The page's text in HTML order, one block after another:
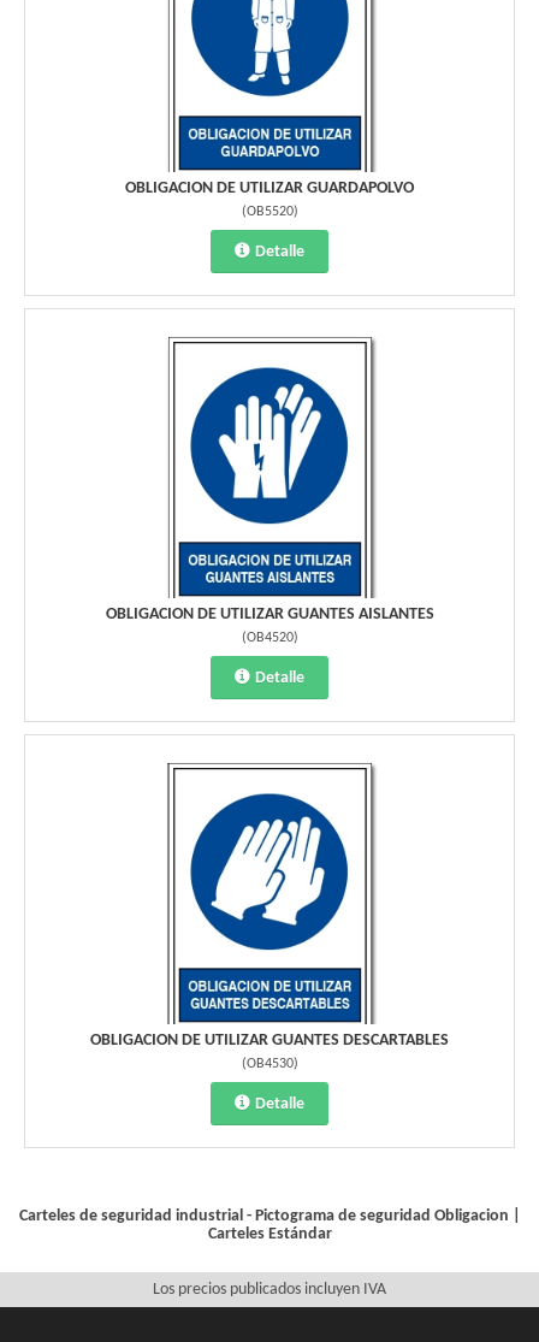
OBLIGACION DE UTILIZAR GUARDAPOLVO
(OB5520)
Detalle
OBLIGACION DE UTILIZAR GUANTES AISLANTES
(OB4520)
Detalle
OBLIGACION DE UTILIZAR GUANTES DESCARTABLES
(OB4530)
Detalle
Carteles de seguridad industrial - Pictograma de seguridad Obligacion
Carteles Estándar
Los precios publicados incluyen IVA